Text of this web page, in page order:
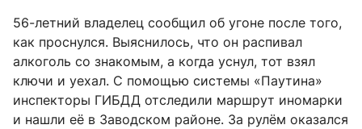
56-летний владелец сообщил об угоне после того,
как проснулся. Выяснилось, что он распивал
алкоголь со знакомым, а когда уснул, тот взял
ключи и уехал. С помощью системы «Паутина»
инспекторы ГИБДД отследили маршрут иномарки
и нашли её в Заводском районе. За рулём оказался